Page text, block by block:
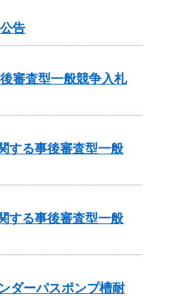
告
審査型一般競争入札
する事後審査型一般
する事後審査型一般
ダーパスポンプ槽耐